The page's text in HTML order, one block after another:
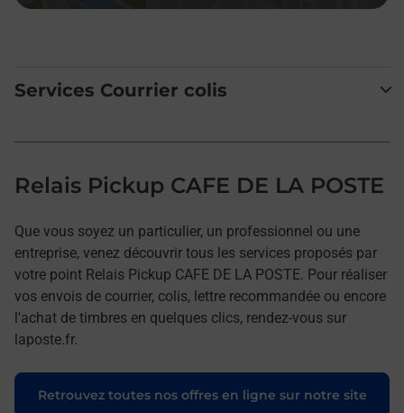
Services Courrier colis
Relais Pickup CAFE DE LA POSTE
Que vous soyez un particulier, un professionnel ou une
entreprise, venez découvrir tous les services proposés par
votre point Relais Pickup CAFE DE LA POSTE. Pour réaliser
vos envois de courrier, colis, lettre recommandée ou encore
l'achat de timbres en quelques clics, rendez-vous sur
laposte.fr.
Retrouvez toutes nos offres en ligne sur notre site